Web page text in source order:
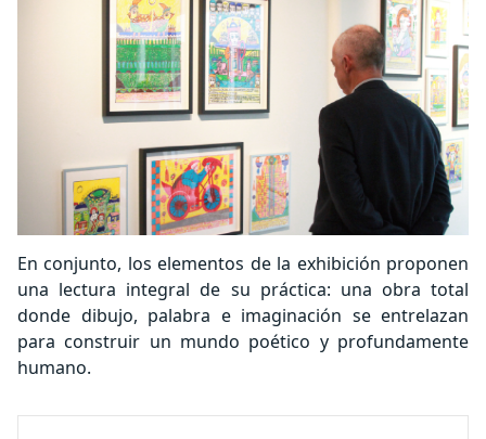
En conjunto, los elementos de la exhibición proponen
una lectura integral de su práctica: una obra total
donde dibujo, palabra e imaginación se entrelazan
para construir un mundo poético y profundamente
humano.